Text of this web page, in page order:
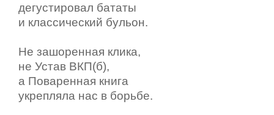
дегустировал бататы
и классический бульон.
Не зашоренная клика,
не Устав ВКП(б),
а Поваренная книга
укрепляла нас в борьбе.